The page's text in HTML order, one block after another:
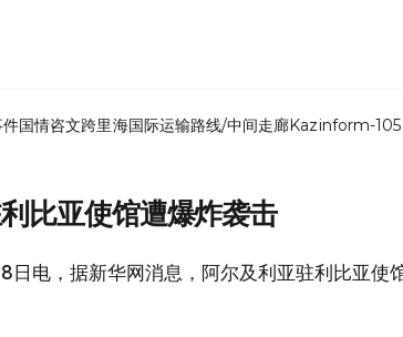
件国情咨文跨里海国际运输路线/中间走廊Kazinform-105
比亚使馆遭爆炸袭击
日电，据新华网消息，阿尔及利亚驻利比亚使